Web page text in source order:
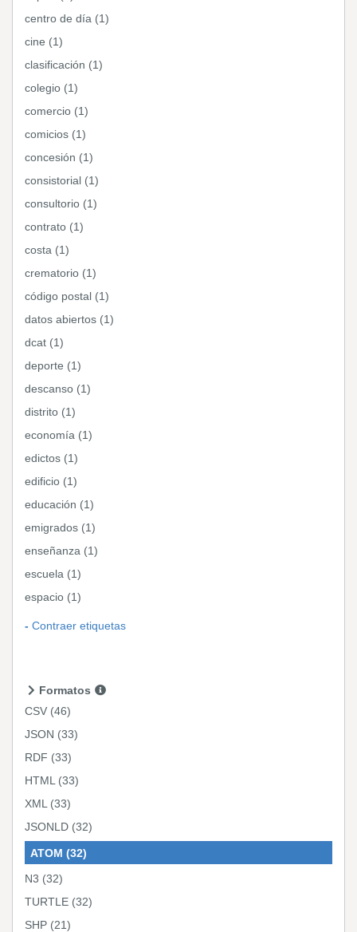
centro de día (1)
cine (1)
clasificación (1)
colegio (1)
comercio (1)
comicios (1)
concesión (1)
consistorial (1)
consultorio (1)
contrato (1)
costa (1)
crematorio (1)
código postal (1)
datos abiertos (1)
dcat (1)
deporte (1)
descanso (1)
distrito (1)
economía (1)
edictos (1)
edificio (1)
educación (1)
emigrados (1)
enseñanza (1)
escuela (1)
espacio (1)
Contraer etiquetas
Formatos
CSV (46)
JSON (33)
RDF (33)
HTML (33)
XML (33)
JSONLD (32)
ATOM (32)
N3 (32)
TURTLE (32)
SHP (21)